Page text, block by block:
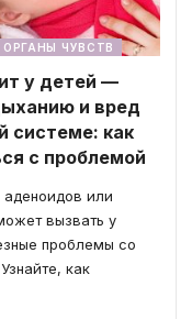
ОРГАНЫ ЧУВСТВ
у детей —
и вред
системе: как
с проблемой
или
вызвать у
проблемы со
как